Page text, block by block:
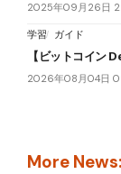
2025年09月26日
学習 ガイド
【ビットコイン
2026年08月04日
More News: